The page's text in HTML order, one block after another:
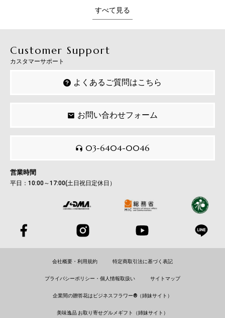
すべて見る
Customer Support
カスタマーサポート
よくあるご質問はこちら
お問い合わせフォーム
03-6404-0046
営業時間
平日：10:00～17:00(土日祝日定休日）
会社概要・利用規約 特定商取引法に基づく表記
プライバシーポリシー・個人情報取扱い サイトマップ
企業間の贈答花はビジネスフラワー®（姉妹サイト）
美味逸品 お取り寄せグルメギフト（姉妹サイト）